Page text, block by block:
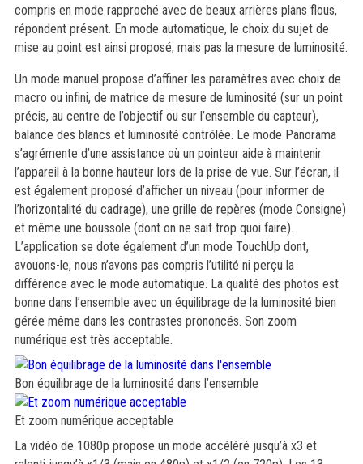
compris en mode rapproché avec de beaux arrières plans flous,
répondent présent. En mode automatique, le choix du sujet de
mise au point est ainsi proposé, mais pas la mesure de luminosité.
Un mode manuel propose d’affiner les paramètres avec choix de
macro ou infini, de matrice de mesure de luminosité (sur un point
précis, au centre de l’objectif ou sur l’ensemble du capteur),
balance des blancs et luminosité contrôlée. Le mode Panorama
s’agrémente d’une assistance où un pointeur aide à maintenir
l’appareil à la bonne hauteur lors de la prise de vue. Sur l’écran, il
est également proposé d’afficher un niveau (pour informer de
l’horizontalité du cadrage), une grille de repères (mode Consigne)
et même une boussole (dont on ne sait trop quoi faire).
L’application se dote également d’un mode TouchUp dont,
avouons-le, nous n’avons pas compris l’utilité ni perçu la
différence avec le mode automatique. La qualité des photos est
bonne dans l’ensemble avec un équilibrage de la luminosité bien
gérée même dans les contrastes prononcés. Son zoom
numérique est très acceptable.
Bon équilibrage de la luminosité dans l’ensemble
Et zoom numérique acceptable
La vidéo de 1080p propose un mode accéléré jusqu’à x3 et